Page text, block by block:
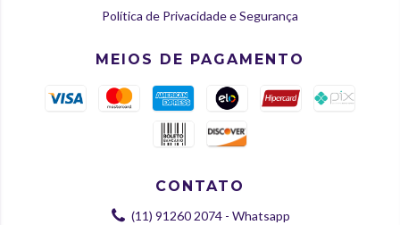
Política de Privacidade e Segurança
MEIOS DE PAGAMENTO
CONTATO
(11) 91260 2074 - Whatsapp